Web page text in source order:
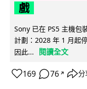
戲
Sony 已在 PS5 主機包
計劃：2028 年 1 月起
因此...
閱讀全文
169 76 ↗ 分